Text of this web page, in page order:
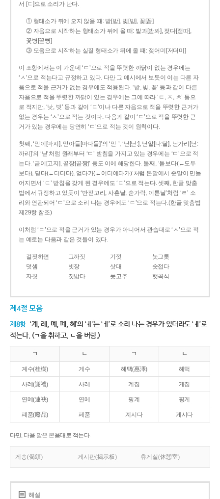
서 [ㄷ]으로 소리가 난다.
① 형태소가 뒤에 오지 않을 때: 밭[받], 빚[빋], 꽃[꼳]
② 자음으로 시작하는 형태소가 뒤에 올 때: 밭과[받꽈], 젖다[젇따],
꽃병[꼳뼝]
③ 모음으로 시작하는 실질 형태소가 뒤에 올 때: 젖어미[저더미]
이 조항에서는 이 가운데 ‘ㄷ’으로 적을 뚜렷한 까닭이 없는 경우에는
‘ㅅ’으로 적는다고 규정하고 있다. 다만 그 예시에서 보듯이 이는 다른 자
음으로 적을 근거가 없는 경우에도 적용된다. ‘밭, 빚, 꽃’ 등과 같이 다른
자음으로 적을 뚜렷한 까닭이 있는 경우에는 그에 따라 ‘ㅌ, ㅈ, ㅊ’ 등으
로 적지만, ‘낫, 빗’ 등과 같이 ‘ㄷ’이나 다른 자음으로 적을 뚜렷한 근거가
없는 경우는 ‘ㅅ’으로 적는 것이다. 다음과 같이 ‘ㄷ’으로 적을 뚜렷한 근
거가 있는 경우에는 당연히 ‘ㄷ’으로 적는 것이 원칙이다.
첫째, ‘맏이[마지], 맏아들[마다들]’의 ‘맏-’, ‘낟[낟ː], 낟알[나ː달], 낟가리[낟ː
까리]’의 ‘낟’처럼 원래부터 ‘ㄷ’ 받침을 가지고 있는 경우에는 ‘ㄷ’으로 적
는다. ‘곧이[고지], 곧장[곧짱]’ 등도 이에 해당한다. 둘째, ‘돋보다(←도두
보다), 딛다(←디디다), 얻다가(←어디에다가)’처럼 본말에서 준말이 만들
어지면서 ‘ㄷ’ 받침을 갖게 된 경우에도 ‘ㄷ’으로 적는다. 셋째, 한글 맞춤
법에서 규정하고 있듯이 ‘반짇고리, 사흗날, 숟가락, 이튿날’처럼 ‘ㄹ’ 소
리와 연관되어 ‘ㄷ’으로 소리 나는 경우에도 ‘ㄷ’으로 적는다.(한글 맞춤법
제29항 참조)
이처럼 ‘ㄷ’으로 적을 근거가 있는 경우가 아니어서 관습대로 ‘ㅅ’으로 적
는 예로는 다음과 같은 것들이 있다.
걸핏하면 그까짓 기껏
놋그릇
덧셈
빗장 삿대
숫접다
자칫
짓밟다 풋고추 햇곡식
제4절 모음
제8항 ‘계, 례, 몌, 폐, 혜’의 ‘ㅖ’는 ‘ㅔ’로 소리 나는 경우가 있더라도 ‘ㅖ’로
적는다. (ㄱ을 취하고, ㄴ을 버림.)
ㄱ ㄴ ㄱ ㄴ
계수(桂樹) 게수 혜택(惠澤) 헤택
사례(謝禮) 사레 계집 게집
연몌(連袂) 연메 핑계 핑게
폐품(廢品) 페품 계시다 게시다
다만, 다음 말은 본음대로 적는다.
게송(偈頌) 게시판(揭示板) 휴게실(休憩室)
해설